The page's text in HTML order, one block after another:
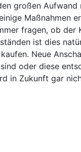
großen
Maßnahmen
fragen, ob der
ist dies
Neue
oder diese
in Zukunft gar